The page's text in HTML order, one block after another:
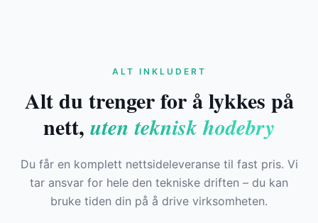
ALT INKLUDERT
Alt du trenger for å lykkes på
nett, uten teknisk hodebry
Du får en komplett nettsideleveranse til fast pris. Vi
tar ansvar for hele den tekniske driften – du kan
bruke tiden din på å drive virksomheten.